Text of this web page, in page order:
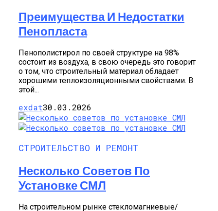
Преимущества И Недостатки
Пенопласта
Пенополистирол по своей структуре на 98%
состоит из воздуха, в свою очередь это говорит
о том, что строительный материал обладает
хорошими теплоизоляционными свойствами. В
этой...
exdat30.03.2026
СТРОИТЕЛЬСТВО И РЕМОНТ
Несколько Советов По
Установке СМЛ
На строительном рынке стекломагниевые/